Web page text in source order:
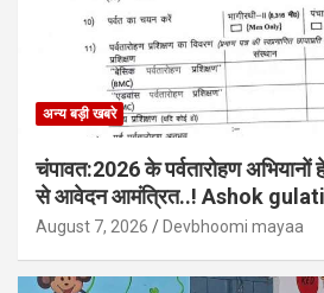
अन्य बड़ी खबरे
चंपावत:2026 के पर्वतारोहण
से आवेदन आमंत्रित..! Ashok gulati
August 7, 2026 Devbhoomi mayaa